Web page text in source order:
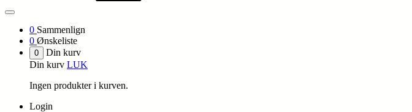
0 Sammenlign
0 Ønskeliste
0
Din kurv
Din kurv LUK
Ingen produkter i kurven.
Login